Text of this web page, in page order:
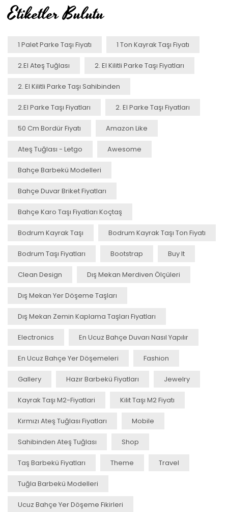
Etiketler Bulutu
1 Palet Parke Taşı Fiyatı 1 Ton Kayrak Taşı Fiyatı
2.el Ateş Tuğlası 2. El Kilitli Parke Taşı Fiyatları
2. El Kilitli Parke Taşı Sahibinden
2.el Parke Taşı Fiyatları 2. El Parke Taşı Fiyatları
50 Cm Bordür Fiyatı Amazon Like
Ateş Tuğlası - Letgo Awesome
Bahçe Barbekü Modelleri
Bahçe Duvar Briket Fiyatları
Bahçe Karo Taşı Fiyatları Koçtaş
Bodrum Kayrak Taşı Bodrum Kayrak Taşı Ton Fiyatı
Bodrum Taşı Fiyatları Bootstrap Buy It
Clean Design Dış Mekan Merdiven Ölçüleri
Dış Mekan Yer Döşeme Taşları
Dış Mekan Zemin Kaplama Taşları Fiyatları
Electronics En Ucuz Bahçe Duvarı Nasıl Yapılır
En Ucuz Bahçe Yer Döşemeleri Fashion
Gallery Hazır Barbekü Fiyatları Jewelry
Kayrak Taşı M2-Fiyatlari Kilit Taşı M2 Fiyatı
Kırmızı Ateş Tuğlası Fiyatları Mobile
Sahibinden Ateş Tuğlası Shop
Taş Barbekü Fiyatları Theme Travel
Tuğla Barbekü Modelleri
Ucuz Bahçe Yer Döşeme Fikirleri